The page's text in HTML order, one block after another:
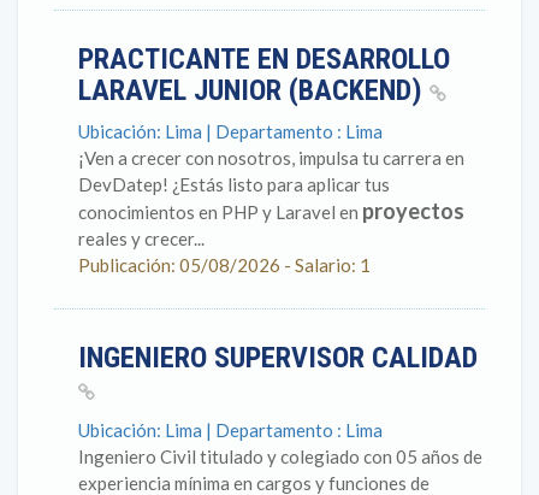
PRACTICANTE EN DESARROLLO
LARAVEL JUNIOR (BACKEND)
Ubicación: Lima | Departamento : Lima
¡Ven a crecer con nosotros, impulsa tu carrera en
DevDatep! ¿Estás listo para aplicar tus
conocimientos en PHP y Laravel en proyectos
reales y crecer...
Publicación: 05/08/2026 - Salario: 1
INGENIERO SUPERVISOR CALIDAD
Ubicación: Lima | Departamento : Lima
Ingeniero Civil titulado y colegiado con 05 años de
experiencia mínima en cargos y funciones de